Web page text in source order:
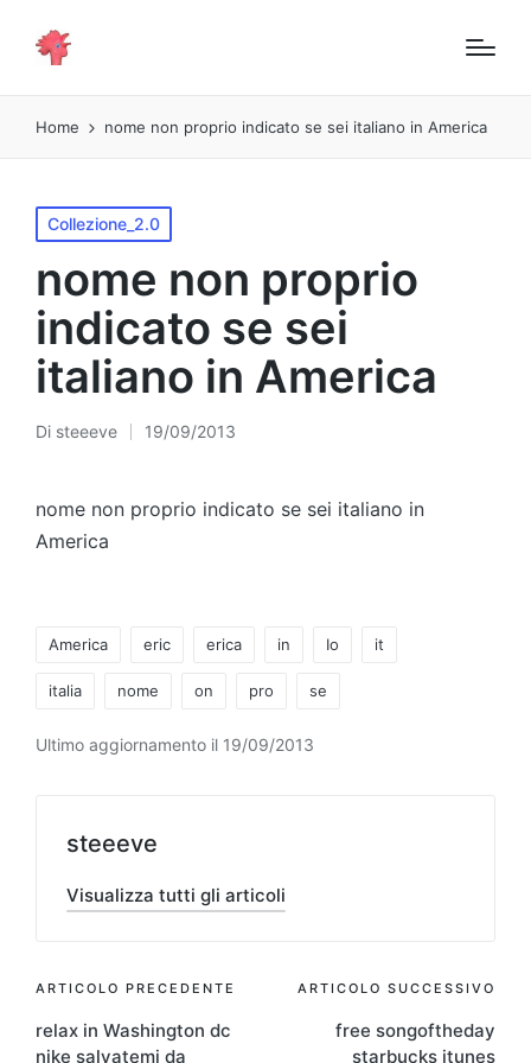
Home nome non proprio indicato se sei italiano in America
Pubblicato
in
Collezione_2.0
nome non proprio
indicato se sei
italiano in America
Pubblicato
Di steeeve 19/09/2013
nome non proprio indicato se sei italiano in
America
America eric erica in Io it
italia nome on pro se
Ultimo aggiornamento il 19/09/2013
steeeve
Visualizza tutti gli articoli
Navigazione
articoli
ARTICOLO PRECEDENTE
relax in Washington dc
nike salvatemi da
ARTICOLO SUCCESSIVO
free songoftheday
starbucks itunes